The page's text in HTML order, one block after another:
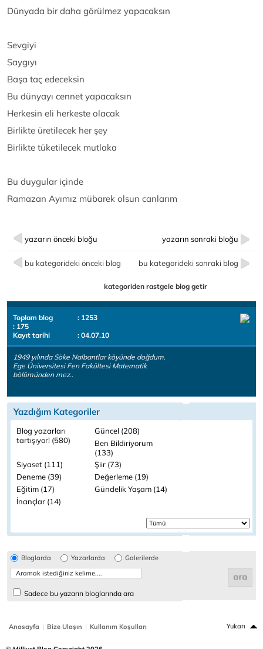
Dünyada bir daha görülmez yapacaksın
Sevgiyi
Saygıyı
Başa taç edeceksin
Bu dünyayı cennet yapacaksın
Herkesin eli herkeste olacak
Birlikte üretilecek her şey
Birlikte tüketilecek mutlaka
Bu duygular içinde
Ramazan Ayımız mübarek olsun canlarım
yazarın önceki bloğu yazarın sonraki bloğu
bu kategorideki önceki blog bu kategorideki sonraki blog
kategoriden rastgele blog getir
Toplam blog
: 1253
: 175
Kayıt tarihi
: 04.07.10
1949 yılında Söke Nalbantlar köyünde doğdum.
Ege Üniversitesi Fen Fakültesi Matematik
bölümünden mez..
Yazdığım Kategoriler
Blog yazarları
tartışıyor! (580)
Güncel (208)
Ben Bildiriyorum
(133)
Siyaset (111)
Şiir (73)
Deneme (39)
Değerleme (19)
Eğitim (17)
Gündelik Yaşam (14)
İnançlar (14)
Bloglarda Yazarlarda Galerilerde
Sadece bu yazarın bloglarında ara
Anasayfa | Bize Ulaşın | Kullanım Koşulları Yukarı